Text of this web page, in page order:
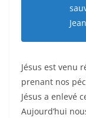
Jésus est venu
prenant nos
Jésus a enlevé
Aujourd’hui